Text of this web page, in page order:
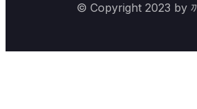
© Copyright 2023 by